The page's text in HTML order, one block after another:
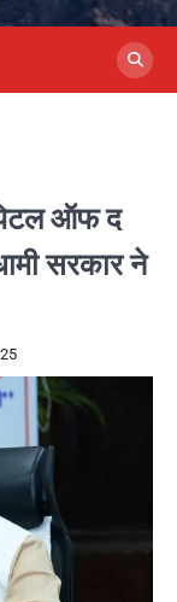
ऑफ द
सरकार ने